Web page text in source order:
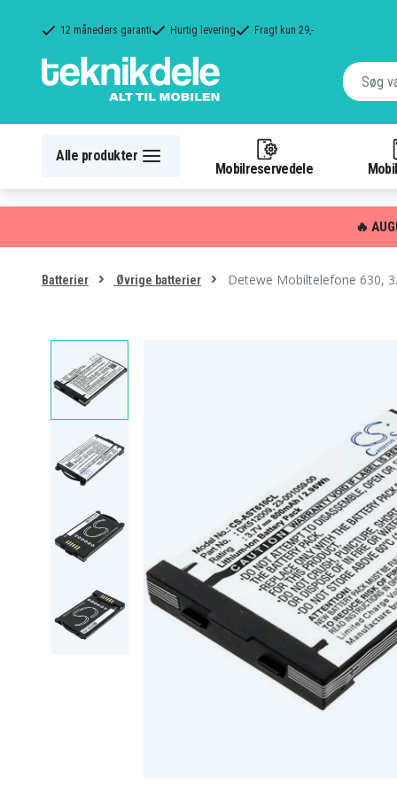
12 måneders garanti Hurtig levering Fragt kun 29,-
Alle produkter
Mobilreservedele
🔥
Batterier Øvrige batterier Detewe Mobiltelefone 630,